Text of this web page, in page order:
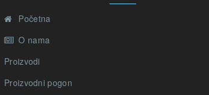
Početna
O nama
Proizvodi
Proizvodni pogon